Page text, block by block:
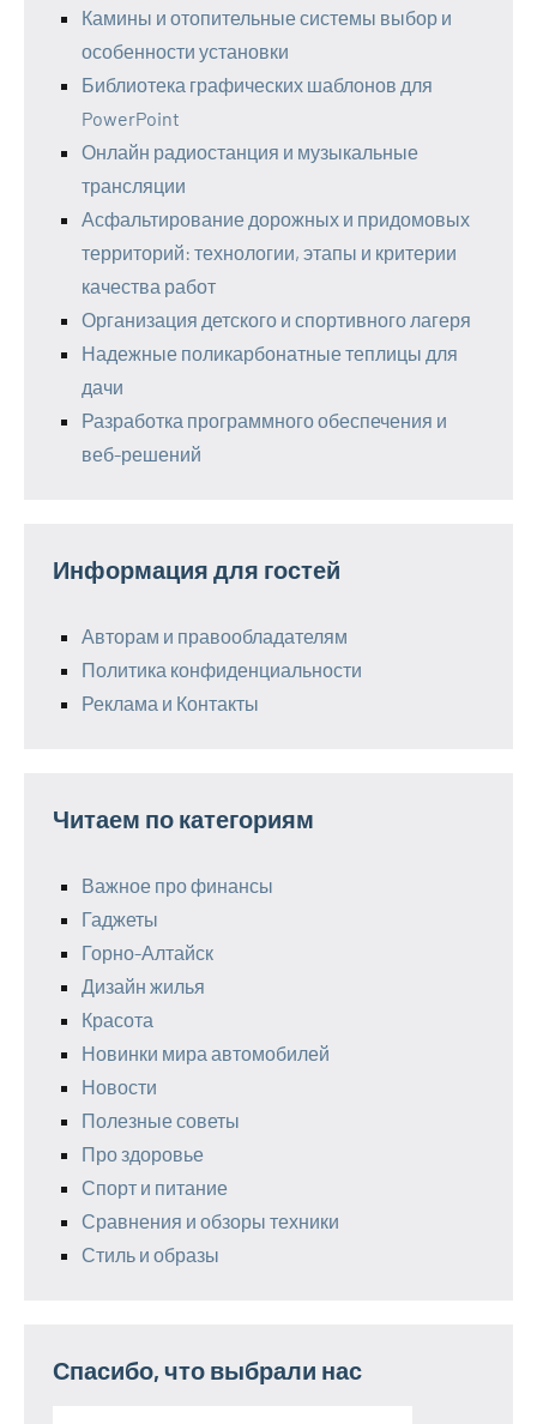
Камины и отопительные системы выбор и
особенности установки
Библиотека графических шаблонов для
PowerPoint
Онлайн радиостанция и музыкальные
трансляции
Асфальтирование дорожных и придомовых
территорий: технологии, этапы и критерии
качества работ
Организация детского и спортивного лагеря
Надежные поликарбонатные теплицы для
дачи
Разработка программного обеспечения и
веб-решений
Информация для гостей
Авторам и правообладателям
Политика конфиденциальности
Реклама и Контакты
Читаем по категориям
Важное про финансы
Гаджеты
Горно-Алтайск
Дизайн жилья
Красота
Новинки мира автомобилей
Новости
Полезные советы
Про здоровье
Спорт и питание
Сравнения и обзоры техники
Стиль и образы
Спасибо, что выбрали нас